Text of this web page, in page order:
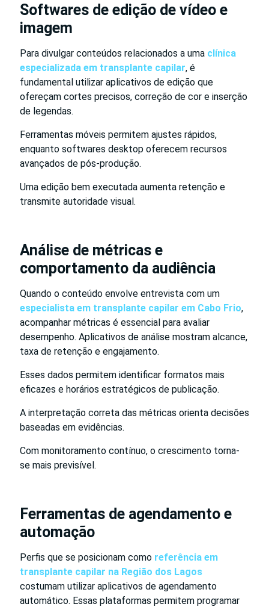
Softwares de edição de vídeo e
imagem
Para divulgar conteúdos relacionados a uma clínica
especializada em transplante capilar, é
fundamental utilizar aplicativos de edição que
ofereçam cortes precisos, correção de cor e inserção
de legendas.
Ferramentas móveis permitem ajustes rápidos,
enquanto softwares desktop oferecem recursos
avançados de pós-produção.
Uma edição bem executada aumenta retenção e
transmite autoridade visual.
Análise de métricas e
comportamento da audiência
Quando o conteúdo envolve entrevista com um
especialista em transplante capilar em Cabo Frio,
acompanhar métricas é essencial para avaliar
desempenho. Aplicativos de análise mostram alcance,
taxa de retenção e engajamento.
Esses dados permitem identificar formatos mais
eficazes e horários estratégicos de publicação.
A interpretação correta das métricas orienta decisões
baseadas em evidências.
Com monitoramento contínuo, o crescimento torna-
se mais previsível.
Ferramentas de agendamento e
automação
Perfis que se posicionam como referência em
transplante capilar na Região dos Lagos
costumam utilizar aplicativos de agendamento
automático. Essas plataformas permitem programar